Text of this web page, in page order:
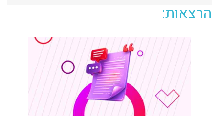
הרצאות: